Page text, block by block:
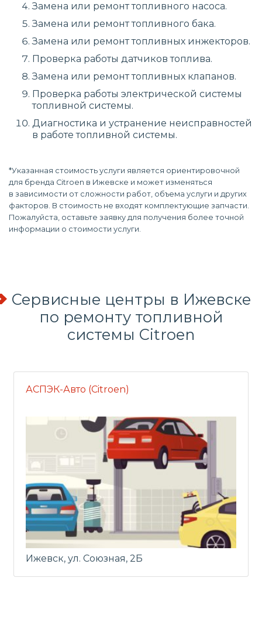
Замена или ремонт топливного насоса.
Замена или ремонт топливного бака.
Замена или ремонт топливных инжекторов.
Проверка работы датчиков топлива.
Замена или ремонт топливных клапанов.
Проверка работы электрической системы
топливной системы.
Диагностика и устранение неисправностей
в работе топливной системы.
*Указанная стоимость услуги является ориентировочной
для бренда Citroen в Ижевске и может изменяться
в зависимости от сложности работ, объема услуги и других
факторов. В стоимость не входят комплектующие запчасти.
Пожалуйста, оставьте заявку для получения более точной
информации о стоимости услуги.
Сервисные центры в Ижевске
по ремонту топливной
системы Citroen
АСПЭК-Авто (Citroen)
Ижевск, ул. Союзная, 2Б